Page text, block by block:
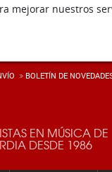
mejorar nuestros
EN MÚSICA DE
DESDE 1986
BOLETÍN DE